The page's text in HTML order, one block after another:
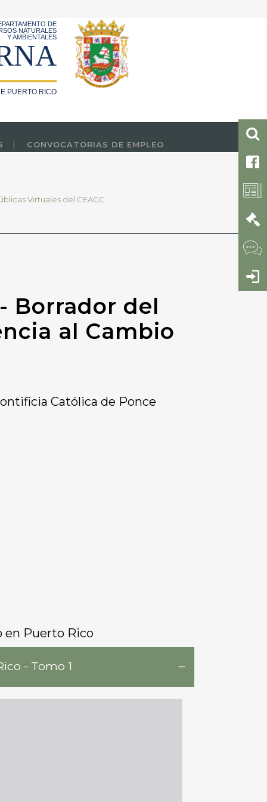
DE
NATURALES
Y AMBIENTALES
PUERTO RICO
CONVOCATORIAS DE EMPLEO
Virtuales del CEACC
Borrador del
al Cambio
Católica de Ponce
en Puerto Rico
- Tomo 1